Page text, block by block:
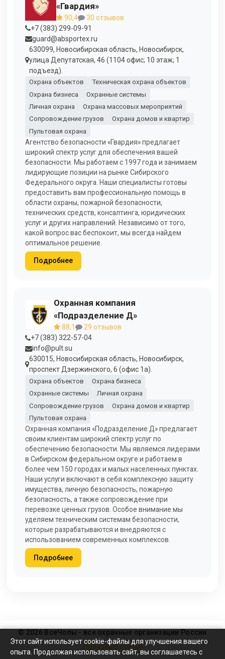
«Гвардия»
90,4
30 отзывов
+7 (383) 299-09-91
guard@absportex.ru
630099, Новосибирская область, Новосибирск,
улица Депутатская, 46 (1104 офис; 10 этаж; 1
подъезд).
Охрана объектов
Техническая охрана объектов
Охрана бизнеса
Охранные системы
Личная охрана
Охрана массовых мероприятий
Сопровождение грузов
Охрана домов и квартир
Пультовая охрана
Агентство безопасности «Гвардия» предлагает
широкий спектр услуг для обеспечения вашей
безопасности. Мы работаем с 1997 года и занимаем
лидирующие позиции на рынке Сибирского
Федерального округа. Наши специалисты готовы
предоставить вам профессиональную помощь в
области охраны, пожарной безопасности,
технических средств, консалтинга, юридических
услуг и других направлений. Независимо от того,
какой вопрос вас беспокоит, мы всегда найдем
оптимальное решение.
Подробнее
Охранная компания
«Подразделение Д»
88,1
29 отзывов
+7 (383) 322-57-04
info@pult.su
630015, Новосибирская область, Новосибирск,
проспект Дзержинского, 6 (офис 1а).
Охрана объектов
Охрана бизнеса
Охранные системы
Личная охрана
Сопровождение грузов
Охрана домов и квартир
Пультовая охрана
Охранная компания «Подразделение Д» предлагает
своим клиентам широкий спектр услуг по
обеспечению безопасности. Мы являемся лидерами
в Сибирском федеральном округе и работаем в
более чем 150 городах и малых населенных пунктах.
Наши услуги включают в себя комплексную защиту
имущества, личную безопасность, пожарную
безопасность, а также сопровождение при
перевозке ценных грузов. Особое внимание мы
уделяем техническим системам безопасности,
которые разрабатываются и внедряются с
использованием современных комплексов.
Подробнее
© 2026 ВсеЧопы - все охранные организации России
Полезные статьи
Этот сайт использует cookie-файлы для улучшения вашего
опыта. Продолжая использовать сайт, вы соглашаетесь с